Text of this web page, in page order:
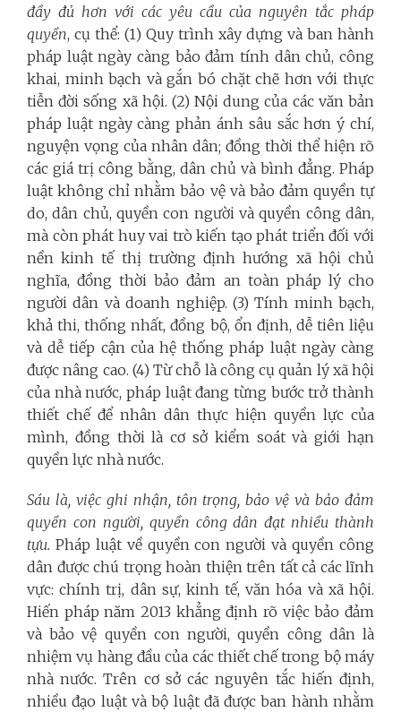
đầy đủ hơn với các yêu cầu của nguyên tắc pháp
quyền, cụ thể: (1) Quy trình xây dựng và ban hành
pháp luật ngày càng bảo đảm tính dân chủ, công
khai, minh bạch và gắn bó chặt chẽ hơn với thực
tiễn đời sống xã hội. (2) Nội dung của các văn bản
pháp luật ngày càng phản ánh sâu sắc hơn ý chí,
nguyện vọng của nhân dân; đồng thời thể hiện rõ
các giá trị công bằng, dân chủ và bình đẳng. Pháp
luật không chỉ nhằm bảo vệ và bảo đảm quyền tự
do, dân chủ, quyền con người và quyền công dân,
mà còn phát huy vai trò kiến tạo phát triển đối với
nền kinh tế thị trường định hướng xã hội chủ
nghĩa, đồng thời bảo đảm an toàn pháp lý cho
người dân và doanh nghiệp. (3) Tính minh bạch,
khả thi, thống nhất, đồng bộ, ổn định, dễ tiên liệu
và dễ tiếp cận của hệ thống pháp luật ngày càng
được nâng cao. (4) Từ chỗ là công cụ quản lý xã hội
của nhà nước, pháp luật đang từng bước trở thành
thiết chế để nhân dân thực hiện quyền lực của
mình, đồng thời là cơ sở kiểm soát và giới hạn
quyền lực nhà nước.
Sáu là, việc ghi nhận, tôn trọng, bảo vệ và bảo đảm
quyền con người, quyền công dân đạt nhiều thành
tựu. Pháp luật về quyền con người và quyền công
dân được chú trọng hoàn thiện trên tất cả các lĩnh
vực: chính trị, dân sự, kinh tế, văn hóa và xã hội.
Hiến pháp năm 2013 khẳng định rõ việc bảo đảm
và bảo vệ quyền con người, quyền công dân là
nhiệm vụ hàng đầu của các thiết chế trong bộ máy
nhà nước. Trên cơ sở các nguyên tắc hiến định,
nhiều đạo luật và bộ luật đã được ban hành nhằm